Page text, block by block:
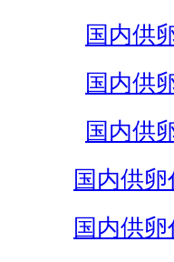
国内供
国内供
国内供
国内供
国内供